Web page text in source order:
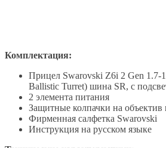
Комплектация:
Прицел Swarovski Z6i 2 Gen 1.7-
Ballistic Turret) шина SR, с
2 элемента питания
Защитные колпачки на объектив
Фирменная салфетка Swarovski
Инструкция на русском языке